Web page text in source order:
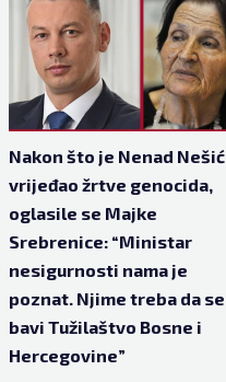
Nakon što je Nenad Nešić
vrijeđao žrtve genocida,
oglasile se Majke
Srebrenice: “Ministar
nesigurnosti nama je
poznat. Njime treba da se
bavi Tužilaštvo Bosne i
Hercegovine”